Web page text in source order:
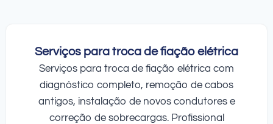
Serviços para troca de fiação elétrica
Serviços para troca de fiação elétrica com
diagnóstico completo, remoção de cabos
antigos, instalação de novos condutores e
correção de sobrecargas. Profissional